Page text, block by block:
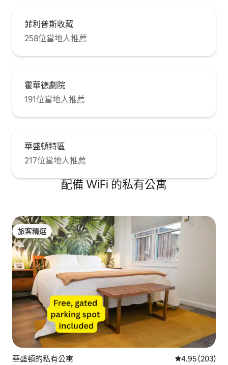
菲利普斯收藏
258位當地人推薦
霍華德劇院
191位當地人推薦
華盛頓特區
217位當地人推薦
配備 WiFi 的私有公寓
旅客精選
旅客精選
華盛頓的私有公寓 從 203 則評價
4.95 (203)